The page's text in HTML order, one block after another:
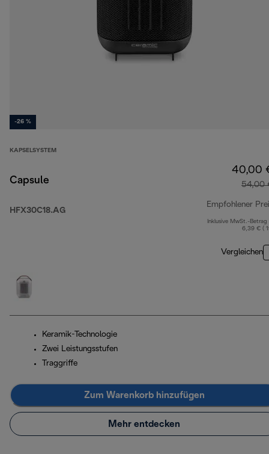
-26 %
KAPSELSYSTEM
Capsule
HFX30C18.AG
40,00
54,00
Empfohlener
Inklusive MwSt.-Betrag
6,39 € (
Vergleichen
Keramik-Technologie
Zwei Leistungsstufen
Traggriffe
Zum Warenkorb hinzufügen
Mehr entdecken